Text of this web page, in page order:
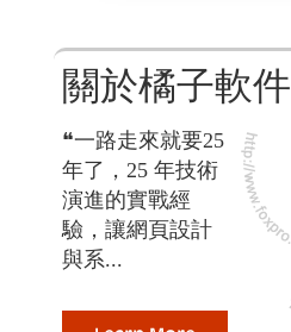
關於橘子軟件
❝一路走來就要25
年了，25 年技術
演進的實戰經
驗，讓網頁設計
與系...